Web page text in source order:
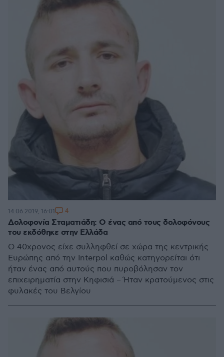
Δολοφονία Σταματιάδη: Ο ένας από τους δολοφόνους
του εκδόθηκε στην Ελλάδα
Ο 40χρονος είχε συλληφθεί σε χώρα της κεντρικής
Ευρώπης από την Interpol καθώς κατηγορείται ότι
ήταν ένας από αυτούς που πυροβόλησαν τον
επιχειρηματία στην Κηφισιά – Ήταν κρατούμενος στις
φυλακές του Βελγίου
14.06.2019, 16:01 4